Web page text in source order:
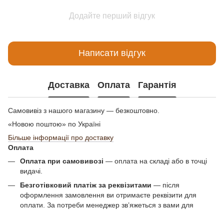
Додайте перший відгук
Написати відгук
Доставка Оплата Гарантія
Самовивіз з нашого магазину — безкоштовно.
«Новою поштою» по Україні
Більше інформації про доставку
Оплата
Оплата при самовивозі — оплата на складі або в точці
видачі.
Безготівковий платіж за реквізитами — після
оформлення замовлення ви отримаєте реквізити для
оплати. За потреби менеджер зв’яжеться з вами для